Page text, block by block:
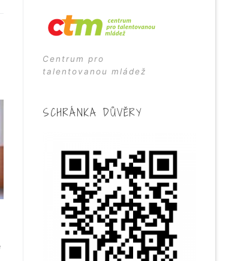
Centrum pro
talentovanou mládež
SCHRÁNKA DŮVĚRY